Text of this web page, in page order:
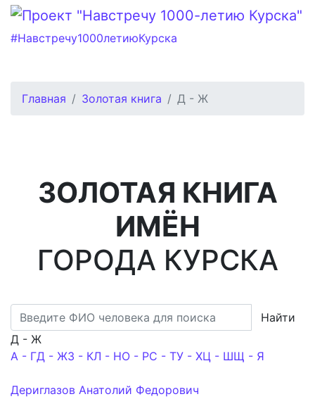
#Навстречу1000летиюКурска
Главная Золотая книга Д - Ж
ЗОЛОТАЯ КНИГА
ИМЁН
ГОРОДА КУРСКА
Найти
Д - Ж
А - ГД - ЖЗ - КЛ - НО - РС - ТУ - ХЦ - ШЩ - Я
Дериглазов Анатолий Федорович